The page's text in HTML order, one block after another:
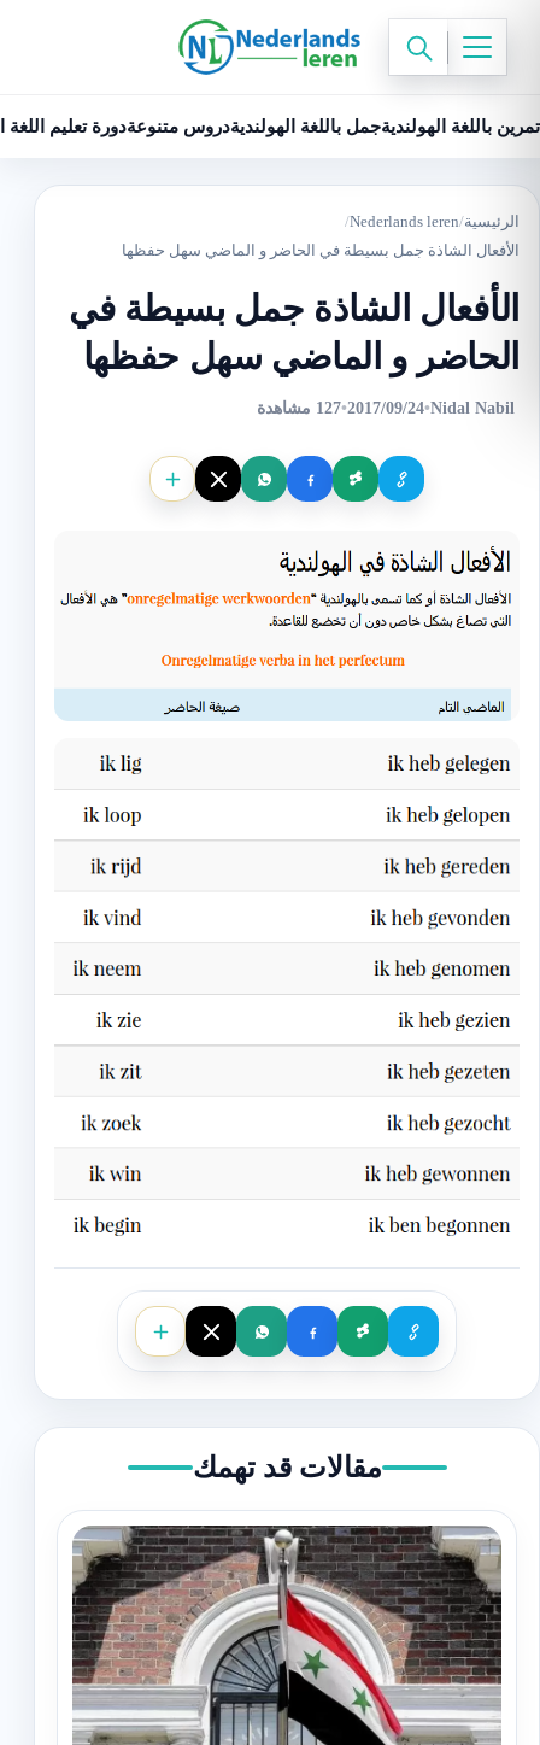
تمرين باللغة الهولنديةجمل باللغة الهولنديةدروس متنوعةدورة تعليم اللغة
الرئيسية/
Nederlands leren
/
الأفعال الشاذة جمل بسيطة في الحاضر و الماضي سهل حفظها
الأفعال الشاذة جمل بسيطة في
الحاضر و الماضي سهل حفظها
Nidal Nabil
•
2017/09/24
•127 مشاهدة
مقالات قد تهمك